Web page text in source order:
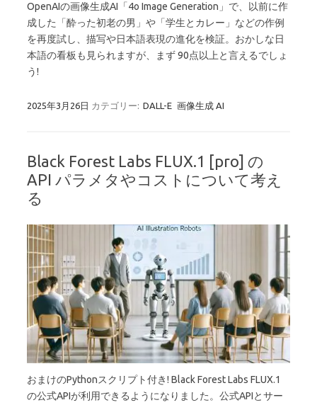
OpenAIの画像生成AI「4o Image Generation」で、以前に作
成した「酔った初老の男」や「学生とカレー」などの作例
を再度試し、描写や日本語表現の進化を検証。おかしな日
本語の看板も見られますが、まず 90点以上と言えるでしょ
う!
2025年3月26日 カテゴリー: DALL-E 画像生成 AI
Black Forest Labs FLUX.1 [pro] の
API パラメタやコストについて考え
る
おまけのPythonスクリプト付き! Black Forest Labs FLUX.1
の公式APIが利用できるようになりました。公式APIとサー